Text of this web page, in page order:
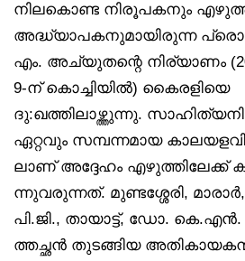
നിലകൊണ്ട നിരൂപകനും
അദ്ധ്യാപകനുമായിരുന്ന
എം. അച്യുതന്റെ നിര്യാണം
9-ന് കൊച്ചിയിൽ) കൈരളിയെ
ദു:ഖത്തിലാഴ്ത്തുന്നു.
ഏറ്റവും സമ്പന്നമായ കാലയളവി
ലാണ് അദ്ദേഹം എഴുത്തിലേക്ക്
ന്നുവരുന്നത്. മുണ്ടശ്ശേരി, മാരാർ,
പി.ജി., തായാട്ട്, ഡോ.
ത്തച്ഛൻ തുടങ്ങിയ